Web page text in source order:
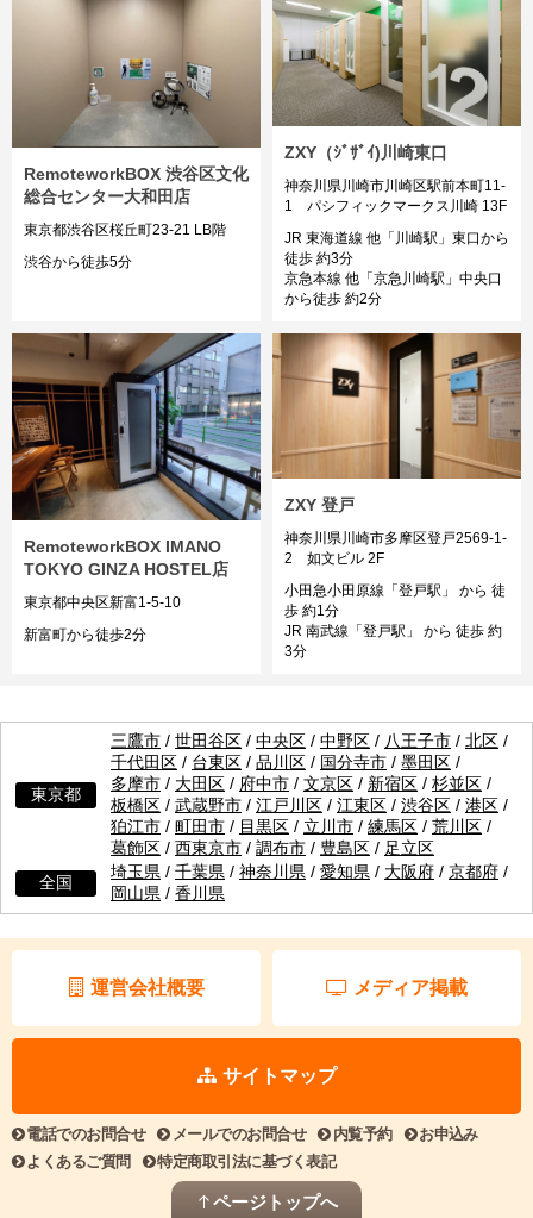
RemoteworkBOX 渋谷区文化
総合センター大和田店
東京都渋谷区桜丘町23-21 LB階
渋谷から徒歩5分
ZXY（ｼﾞｻﾞｲ)川崎東口
神奈川県川崎市川崎区駅前本町11-
1 パシフィックマークス川崎 13F
JR 東海道線 他「川崎駅」東口から
徒歩 約3分
京急本線 他「京急川崎駅」中央口
から徒歩 約2分
RemoteworkBOX IMANO
TOKYO GINZA HOSTEL店
東京都中央区新富1-5-10
新富町から徒歩2分
ZXY 登戸
神奈川県川崎市多摩区登戸2569-1-
2 如文ビル 2F
小田急小田原線「登戸駅」 から 徒
歩 約1分
JR 南武線「登戸駅」 から 徒歩 約
3分
東京都
三鷹市 / 世田谷区 / 中央区 / 中野区 / 八王子市 / 北区 /
千代田区 / 台東区 / 品川区 / 国分寺市 / 墨田区 /
多摩市 / 大田区 / 府中市 / 文京区 / 新宿区 / 杉並区 /
板橋区 / 武蔵野市 / 江戸川区 / 江東区 / 渋谷区 / 港区 /
狛江市 / 町田市 / 目黒区 / 立川市 / 練馬区 / 荒川区 /
葛飾区 / 西東京市 / 調布市 / 豊島区 / 足立区
全国
埼玉県 / 千葉県 / 神奈川県 / 愛知県 / 大阪府 / 京都府 /
岡山県 / 香川県
運営会社概要 メディア掲載
サイトマップ
電話でのお問合せ メールでのお問合せ 内覧予約
お申込み
よくあるご質問
特定商取引法に基づく表記
ページトップへ